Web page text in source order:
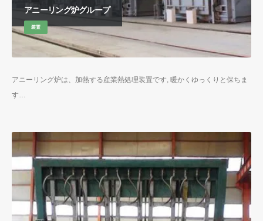
アニーリング炉グループ
装置
アニーリング炉は、加熱する産業熱処理装置です, 暖かくゆっくりと保ちま
す…